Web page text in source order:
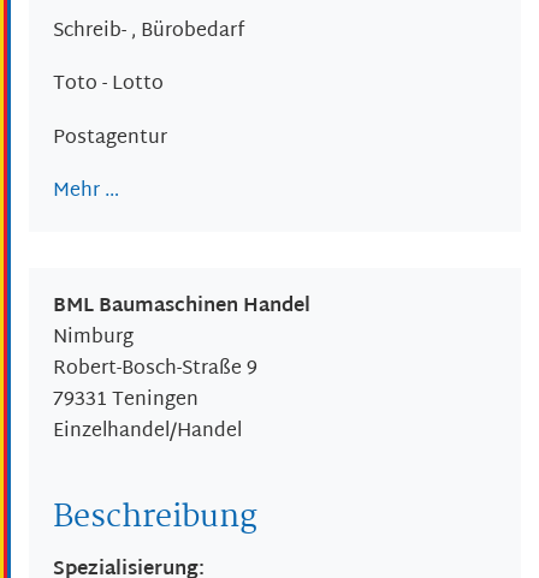
Schreib- , Bürobedarf
Toto - Lotto
Postagentur
Mehr …
BML Baumaschinen Handel
Nimburg
Robert-Bosch-Straße 9
79331Teningen
Einzelhandel/Handel
Beschreibung
Spezialisierung: